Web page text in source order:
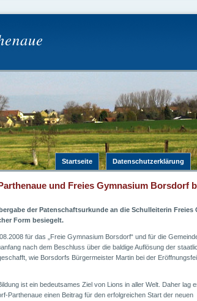
Datenschutzerklärung
Startseite
und Freies Gymnasium Borsdorf
der Patenschaftsurkunde an die Schulleiterin Freies
Form besiegelt.
für das „Freie Gymnasium Borsdorf“ und für die
nach dem Beschluss über die baldige Auflösung der
wie Borsdorfs Bürgermeister Martin bei der
ist ein bedeutsames Ziel von Lions in aller Welt. Daher lag
Parthenaue einen Beitrag für den erfolgreichen Start der neuen